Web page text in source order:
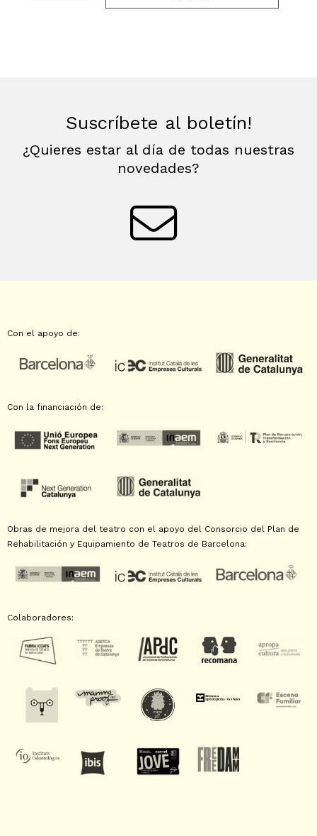
Suscríbete al boletín!
¿Quieres estar al día de todas nuestras
novedades?
Con el apoyo de:
Con la financiación de:
Obras de mejora del teatro con el apoyo del Consorcio del Plan de
Rehabilitación y Equipamiento de Teatros de Barcelona:
Colaboradores: